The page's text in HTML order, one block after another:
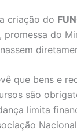
criação do
promessa do
que bens e
são
limita